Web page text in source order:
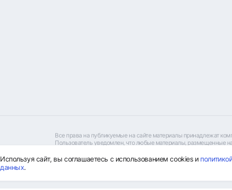
Все права на публикуемые на сайте материалы принадлежат
Пользователь уведомлен, что любые материалы, размещенные
Пользователь не вправе без предварительного письменного
собственности, в противном случае, правообладатель
обращение в компетентные органы за защитой своих прав и
Любая информация, представленная на данном сайте, носит
Используя сайт, вы соглашаетесь с использованием cookies и
данных.